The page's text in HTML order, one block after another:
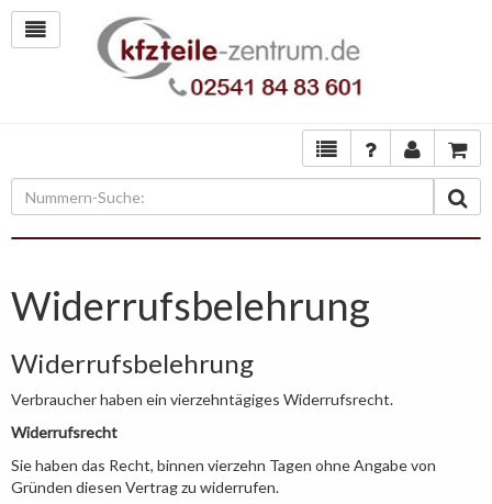
Widerrufsbelehrung
Widerrufsbelehrung
Verbraucher haben ein vierzehntägiges Widerrufsrecht.
Widerrufsrecht
Sie haben das Recht, binnen vierzehn Tagen ohne Angabe von
Gründen diesen Vertrag zu widerrufen.